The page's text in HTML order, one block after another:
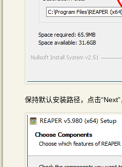
保持默认安装路径，点击“Next”